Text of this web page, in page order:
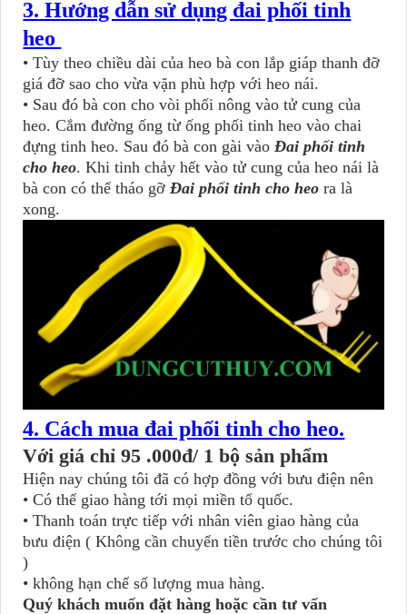
3. Hướng dẫn sử dụng đai phối tinh
heo
• Tùy theo chiều dài của heo bà con lắp giáp thanh đỡ
giá đỡ sao cho vừa vặn phù hợp với heo nái.
• Sau đó bà con cho vòi phối nông vào tử cung của
heo. Cắm đường ống từ ống phối tinh heo vào chai
đựng tinh heo. Sau đó bà con gài vào Đai phối tinh
cho heo. Khi tinh chảy hết vào tử cung của heo nái là
bà con có thể tháo gỡ Đai phối tinh cho heo ra là
xong.
4. Cách mua đai phối tinh cho heo.
Với giá chỉ 95 .000đ/ 1 bộ sản phẩm
Hiện nay chúng tôi đã có hợp đồng với bưu điện nên
• Có thể giao hàng tới mọi miền tổ quốc.
• Thanh toán trực tiếp với nhân viên giao hàng của
bưu điện ( Không cần chuyển tiền trước cho chúng tôi
)
• không hạn chế số lượng mua hàng.
Quý khách muốn đặt hàng hoặc cần tư vấn